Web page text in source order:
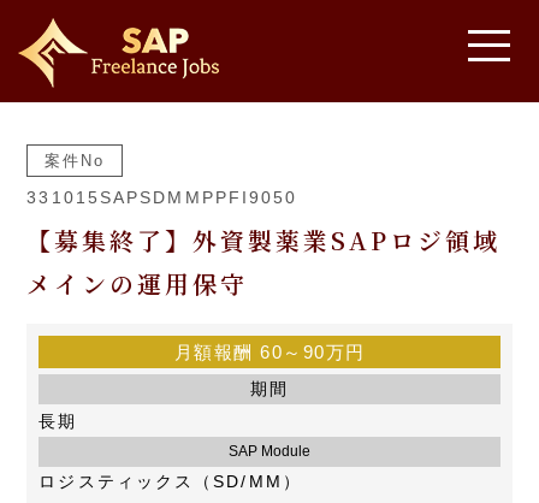
案件No
331015SAPSDMMPPFI9050
【募集終了】外資製薬業SAPロジ領域
メインの運用保守
月額報酬 60～90万円
期間
長期
SAP Module
ロジスティックス（SD/MM）